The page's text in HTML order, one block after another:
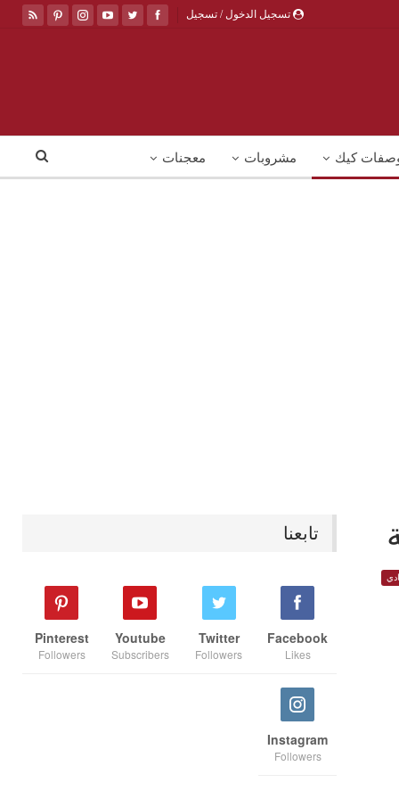
تسجيل الدخول / تسجيل
كيك مشروبات معجنات
تابعنا
Facebook
Likes
Twitter
Followers
Youtube
Subscribers
Pinterest
Followers
Instagram
Followers